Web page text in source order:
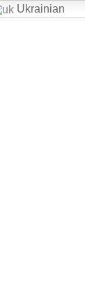
Ukrainian